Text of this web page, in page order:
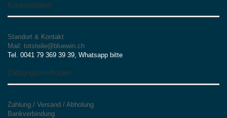
Kontaktdaten
Standort & Kontakt
Mail: totsteile@bluewin.ch
Tel. 0041 79 369 39 39, Whatsapp bitte
Zahlungsmethoden
Zahlung / Versand / Abholung
Bankverbindung